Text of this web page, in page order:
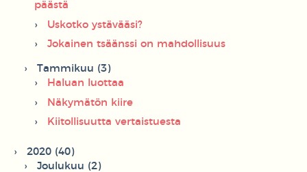
päästä
Uskotko ystävääsi?
Jokainen tsäänssi on mahdollisuus
Tammikuu (3)
Haluan luottaa
Näkymätön kiire
Kiitollisuutta vertaistuesta
2020 (40)
Joulukuu (2)